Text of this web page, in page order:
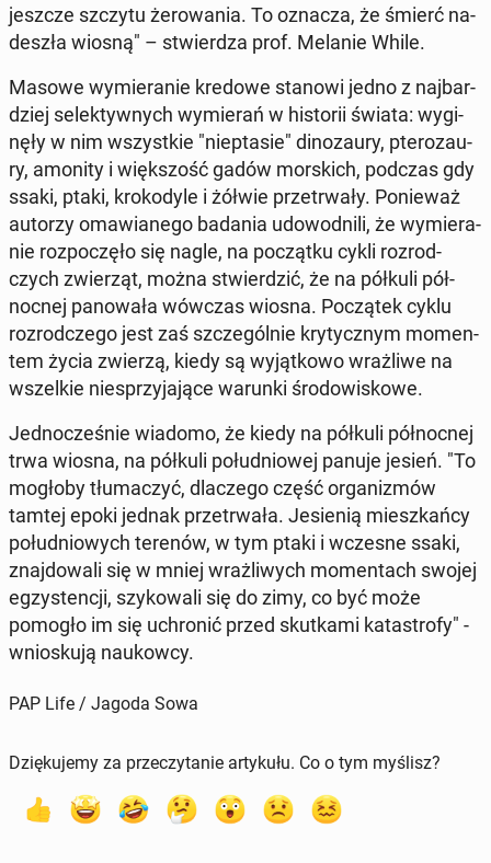
jeszcze szczytu że­ro­wa­nia. To oznacza, że śmierć na­
de­szła wiosną" – stwier­dza prof. Melanie While.
Masowe wy­mie­ra­nie kredowe stanowi jedno z naj­bar­
dziej se­lek­tyw­nych wy­mie­rań w hi­sto­rii świata: wy­gi­
nę­ły w nim wszyst­kie "nie­pta­sie" di­no­zau­ry, pte­ro­zau­
ry, amonity i więk­szość gadów mor­skich, podczas gdy
ssaki, ptaki, kro­ko­dy­le i żółwie prze­trwa­ły. Po­nie­waż
autorzy oma­wia­ne­go badania udo­wod­ni­li, że wy­mie­ra­
nie roz­po­czę­ło się nagle, na po­cząt­ku cykli roz­rod­
czych zwie­rząt, można stwier­dzić, że na półkuli pół­
noc­nej pa­no­wa­ła wówczas wiosna. Po­czą­tek cyklu
roz­rod­cze­go jest zaś szcze­gól­nie kry­tycz­nym mo­men­
tem życia zwierzą, kiedy są wy­jąt­ko­wo wraż­li­we na
wszel­kie nie­sprzy­ja­ją­ce warunki śro­do­wi­sko­we.
Jed­no­cze­śnie wiadomo, że kiedy na półkuli pół­noc­nej
trwa wiosna, na półkuli po­łu­dnio­wej panuje jesień. "To
mogłoby tłu­ma­czyć, dla­cze­go część or­ga­ni­zmów
tamtej epoki jednak prze­trwa­ła. Je­sie­nią miesz­kań­cy
po­łu­dnio­wych terenów, w tym ptaki i wczesne ssaki,
znaj­do­wa­li się w mniej wraż­li­wych mo­men­tach swojej
eg­zy­sten­cji, szy­ko­wa­li się do zimy, co być może
pomogło im się uchro­nić przed skut­ka­mi ka­ta­stro­fy" -
wnio­sku­ją na­ukow­cy.
PAP Life / Jagoda Sowa
Dziękujemy za przeczytanie artykułu. Co o tym myślisz?